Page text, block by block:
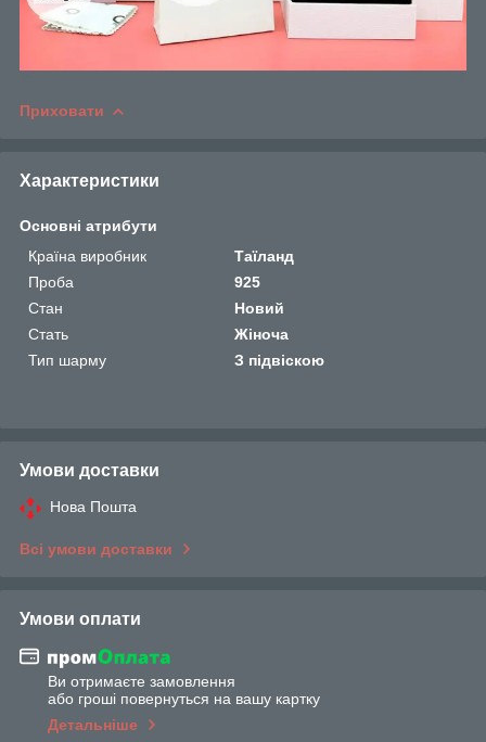
Приховати
Характеристики
Основні атрибути
Країна виробник
Таїланд
Проба
925
Стан
Новий
Стать
Жіноча
Тип шарму
З підвіскою
Умови доставки
Нова Пошта
Всі умови доставки
Умови оплати
Ви отримаєте замовлення
або гроші повернуться на вашу картку
Детальніше